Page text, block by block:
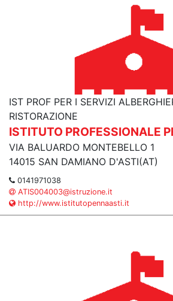
IST PROF PER I SERVIZI
RISTORAZIONE
ISTITUTO PROFESSIONALE
VIA BALUARDO MONTEBELLO 1
14015 SAN DAMIANO D'ASTI(AT)
0141971038
ATIS004003@istruzione.it
http://www.istitutopennaasti.it